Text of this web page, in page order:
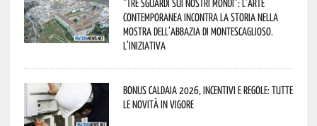
“Tre Sguardi sui Nostri Mondi”: l’arte
contemporanea incontra la storia nella
mostra dell’Abbazia di Montescaglioso.
L’iniziativa
Bonus caldaia 2026, incentivi e regole: tutte
le novità in vigore